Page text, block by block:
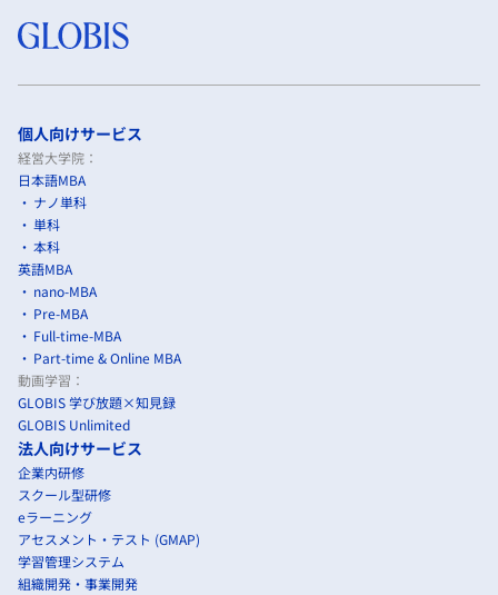
個人向けサービス
経営大学院：
日本語MBA
ナノ単科
単科
本科
英語MBA
nano-MBA
Pre-MBA
Full-time-MBA
Part-time & Online MBA
動画学習：
GLOBIS 学び放題×知見録
GLOBIS Unlimited
法人向けサービス
企業内研修
スクール型研修
eラーニング
アセスメント・テスト (GMAP)
学習管理システム
組織開発・事業開発